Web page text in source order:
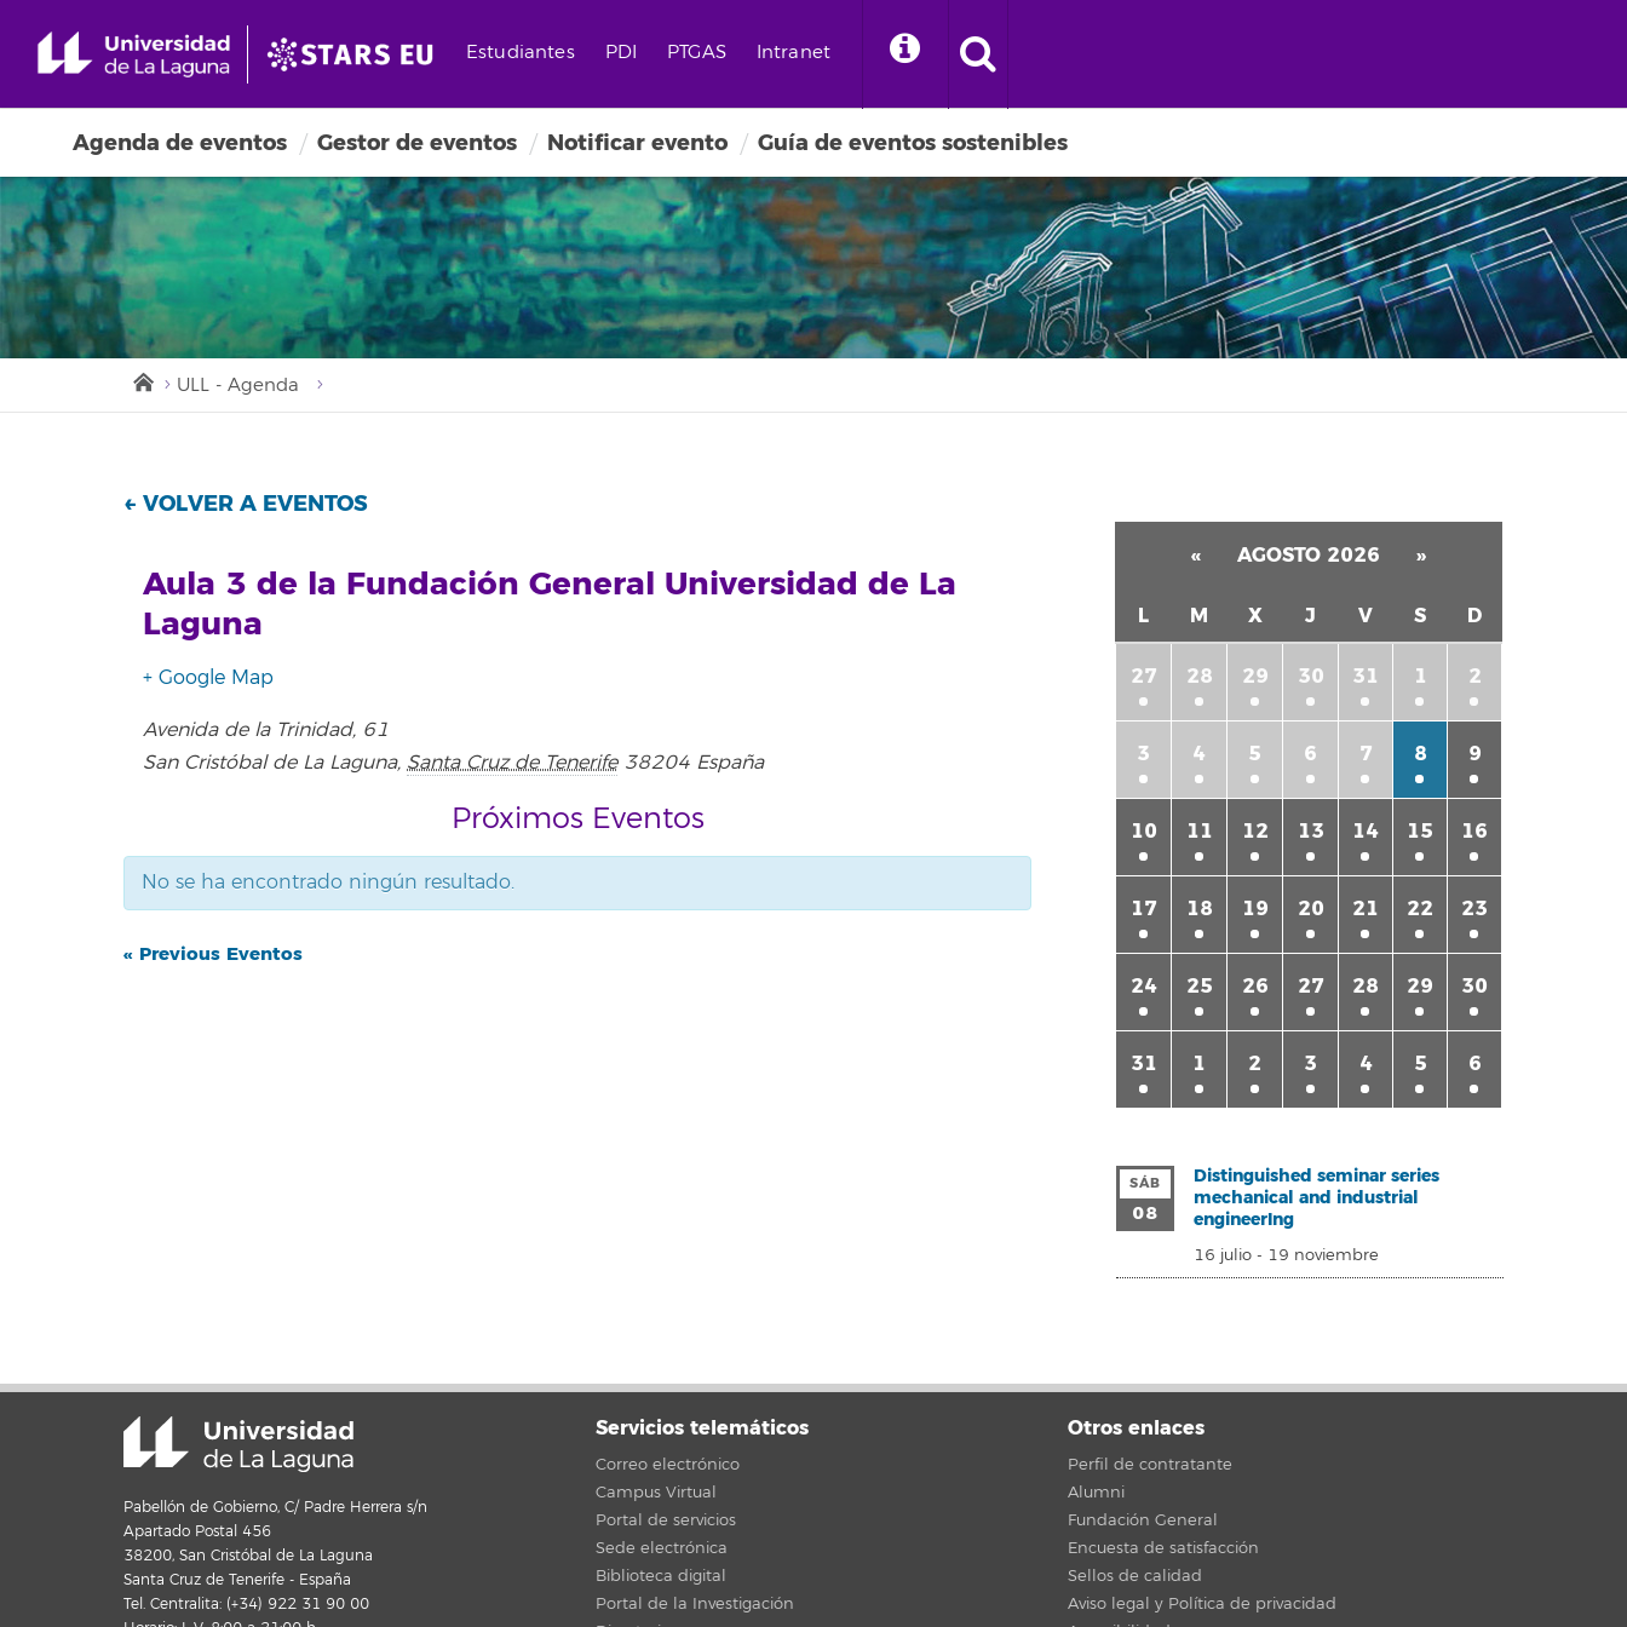
Estudiantes PDI PTGAS Intranet
Agenda de eventos Gestor de eventos Notificar evento Guía de eventos sostenibles
ULL - Agenda
← VOLVER A EVENTOS
Aula 3 de la Fundación General Universidad de La
Laguna
+ Google Map
Avenida de la Trinidad, 61
San Cristóbal de La Laguna, Santa Cruz de Tenerife 38204 España
Próximos Eventos
No se ha encontrado ningún resultado.
Eventos
Eventos
« Previous Eventos
« AGOSTO 2026 »
L M X J V S D
27 28 29 30 31 1 2
3 4 5 6 7 8 9
10 11 12 13 14 15 16
17 18 19 20 21 22 23
24 25 26 27 28 29 30
31 1 2 3 4 5 6
SÁB
08
Distinguished seminar series
mechanical and industrial
engineerIng
16 julio - 19 noviembre
Pabellón de Gobierno, C/ Padre Herrera s/n
Apartado Postal 456
38200, San Cristóbal de La Laguna
Santa Cruz de Tenerife - España
Tel. Centralita: (+34) 922 31 90 00
Servicios telemáticos
Correo electrónico
Campus Virtual
Portal de servicios
Sede electrónica
Biblioteca digital
Portal de la Investigación
Otros enlaces
Perfil de contratante
Alumni
Fundación General
Encuesta de satisfacción
Sellos de calidad
Aviso legal y Política de privacidad